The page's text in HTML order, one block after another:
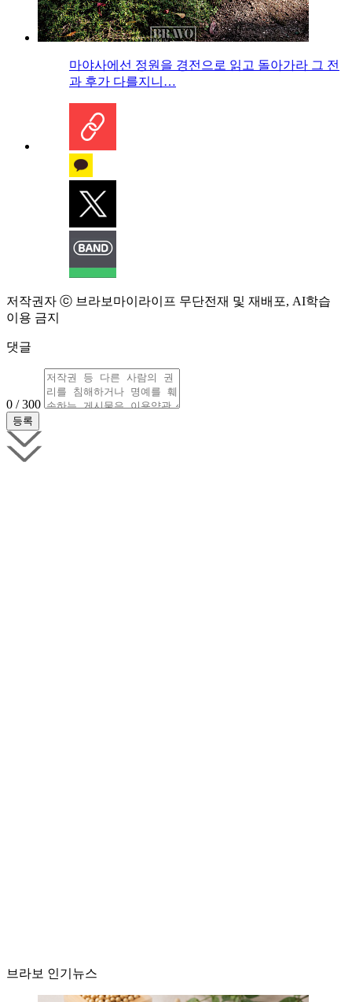
마야사에선 정원을 경전으로 읽고 돌아가라 그 전
과 후가 다를지니…
저작권자 ⓒ 브라보마이라이프 무단전재 및 재배포, AI학습
이용 금지
댓글
0 / 300
브라보 인기뉴스